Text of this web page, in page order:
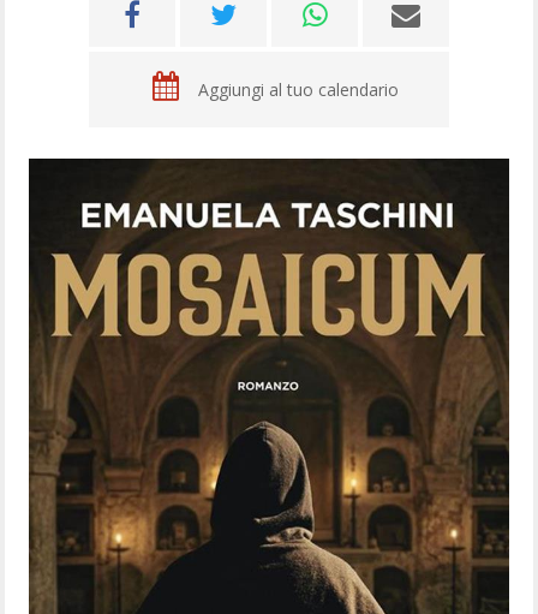
Aggiungi al tuo calendario